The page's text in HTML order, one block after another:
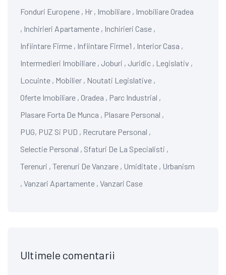
Fonduri Europene , Hr , Imobiliare , Imobiliare Oradea
, Inchirieri Apartamente , Inchirieri Case ,
Infiintare Firme , Infiintare Firme1 , Interior Casa ,
Intermedieri Imobiliare , Joburi , Juridic , Legislativ ,
Locuinte , Mobilier , Noutati Legislative ,
Oferte Imobiliare , Oradea , Parc Industrial ,
Plasare Forta De Munca , Plasare Personal ,
PUG, PUZ Si PUD , Recrutare Personal ,
Selectie Personal , Sfaturi De La Specialisti ,
Terenuri , Terenuri De Vanzare , Umiditate , Urbanism
, Vanzari Apartamente , Vanzari Case
Ultimele comentarii